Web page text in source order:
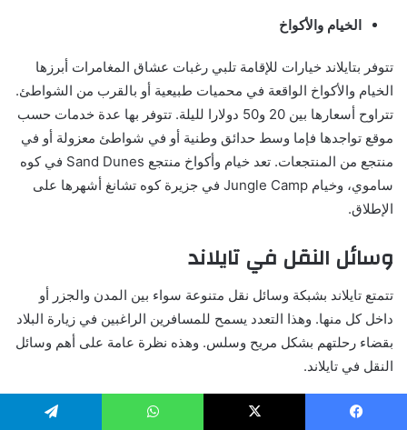
الخيام والأكواخ
تتوفر بتايلاند خيارات للإقامة تلبي رغبات عشاق المغامرات أبرزها
الخيام والأكواخ الواقعة في محميات طبيعية أو بالقرب من الشواطئ.
تتراوح أسعارها بين 20 و50 دولارا لليلة. تتوفر بها عدة خدمات حسب
موقع تواجدها فإما وسط حدائق وطنية أو في شواطئ معزولة أو في
منتجع من المنتجعات. تعد خيام وأكواخ منتجع Sand Dunes في كوه
ساموي، وخيام Jungle Camp في جزيرة كوه تشانغ أشهرها على
الإطلاق.
وسائل النقل في تايلاند
تتمتع تايلاند بشبكة وسائل نقل متنوعة سواء بين المدن والجزر أو
داخل كل منها. وهذا التعدد يسمح للمسافرين الراغبين في زيارة البلاد
بقضاء رحلتهم بشكل مريح وسلس. وهذه نظرة عامة على أهم وسائل
النقل في تايلاند.
القطارات